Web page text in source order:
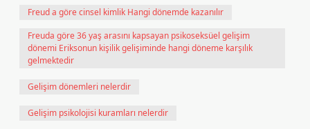
Freud a göre cinsel kimlik Hangi dönemde kazanılır
Freuda göre 36 yaş arasını kapsayan psikoseksüel gelişim
dönemi Eriksonun kişilik gelişiminde hangi döneme karşılık
gelmektedir
Gelişim dönemleri nelerdir
Gelişim psikolojisi kuramları nelerdir